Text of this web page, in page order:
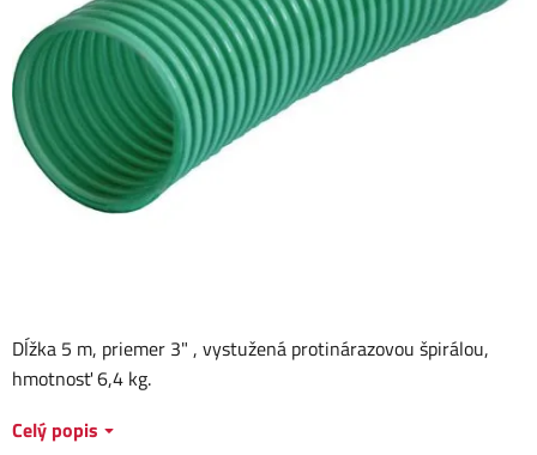
Dĺžka 5 m, priemer 3" , vystužená protinárazovou špirálou,
hmotnosť 6,4 kg.
Celý popis